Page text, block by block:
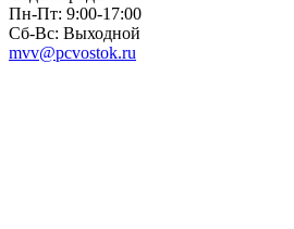
Пн-Пт: 9:00-17:00
Сб-Вс: Выходной
mvv@pcvostok.ru